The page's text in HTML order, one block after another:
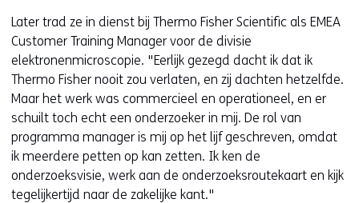
Later trad ze in dienst bij Thermo Fisher Scientific als EMEA
Customer Training Manager voor de divisie
elektronenmicroscopie. "Eerlijk gezegd dacht ik dat ik
Thermo Fisher nooit zou verlaten, en zij dachten hetzelfde.
Maar het werk was commercieel en operationeel, en er
schuilt toch echt een onderzoeker in mij. De rol van
programma manager is mij op het lijf geschreven, omdat
ik meerdere petten op kan zetten. Ik ken de
onderzoeksvisie, werk aan de onderzoeksroutekaart en kijk
tegelijkertijd naar de zakelijke kant."